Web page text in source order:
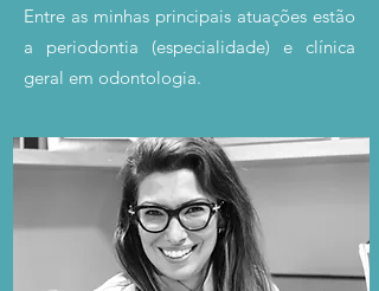
Entre as minhas principais atuações estão
a periodontia (especialidade) e clínica
geral em odontologia.